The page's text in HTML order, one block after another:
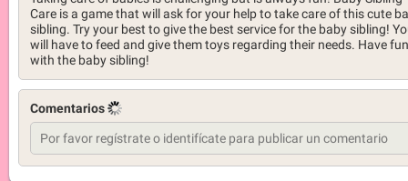
Care is a game that will ask for your help to take care of this cute
sibling. Try your best to give the best service for the baby sibling!
will have to feed and give them toys regarding their needs. Have fun
with the baby sibling!
Comentarios